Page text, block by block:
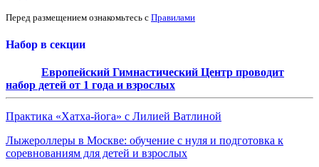
Перед размещением ознакомьтесь с Правилами
Набор в секции
Европейский Гимнастический Центр проводит
набор детей от 1 года и взрослых
Практика «Хатха-йога» с Лилией Ватлиной
Лыжероллеры в Москве: обучение с нуля и подготовка к
соревнованиям для детей и взрослых